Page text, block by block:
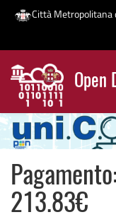
Salta
contenuto
principale
Città Metropolitana
Open
News
213.83€